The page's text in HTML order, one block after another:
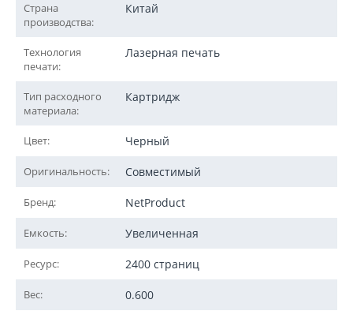
Страна
производства:
Китай
Технология
печати:
Лазерная печать
Тип расходного
материала:
Картридж
Цвет: Черный
Оригинальность: Совместимый
Бренд: NetProduct
Емкость: Увеличенная
Ресурс: 2400 страниц
Вес: 0.600